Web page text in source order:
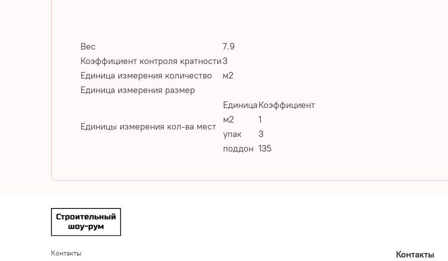
Вес
7.9
Коэффициент контроля кратности3
Единица измерения количество
м2
Единица измерения размер
Единицы измерения кол-ва мест
ЕдиницаКоэффициент
м2
1
упак
3
поддон 135
Контакты Контакты